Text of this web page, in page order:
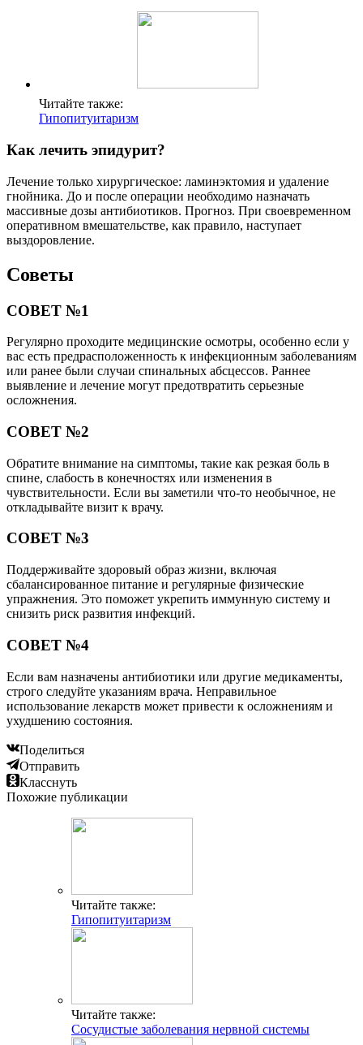
Читайте также:
Гипопитуитаризм
Как лечить эпидурит?
Лечение только хирургическое: ламинэктомия и удаление
гнойника. До и после операции необходимо назначать
массивные дозы антибиотиков. Прогноз. При своевременном
оперативном вмешательстве, как правило, наступает
выздоровление.
Советы
СОВЕТ №1
Регулярно проходите медицинские осмотры, особенно если у
вас есть предрасположенность к инфекционным заболеваниям
или ранее были случаи спинальных абсцессов. Раннее
выявление и лечение могут предотвратить серьезные
осложнения.
СОВЕТ №2
Обратите внимание на симптомы, такие как резкая боль в
спине, слабость в конечностях или изменения в
чувствительности. Если вы заметили что-то необычное, не
откладывайте визит к врачу.
СОВЕТ №3
Поддерживайте здоровый образ жизни, включая
сбалансированное питание и регулярные физические
упражнения. Это поможет укрепить иммунную систему и
снизить риск развития инфекций.
СОВЕТ №4
Если вам назначены антибиотики или другие медикаменты,
строго следуйте указаниям врача. Неправильное
использование лекарств может привести к осложнениям и
ухудшению состояния.
Поделиться
Отправить
Класснуть
Похожие публикации
Читайте также:
Гипопитуитаризм
Читайте также:
Сосудистые заболевания нервной системы